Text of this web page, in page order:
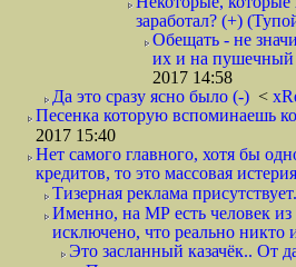
заработал? (+)
Обещать - не
их и на пушечный
2017 14:58
Да это сразу ясно было (-) <
Песенка которую вспоминаешь
2017 15:40
Нет самого главного, хотя бы
кредитов, то это массовая
Тизерная реклама
Именно, на МР есть человек
исключено, что реально никто
Это засланный казачёк.. От